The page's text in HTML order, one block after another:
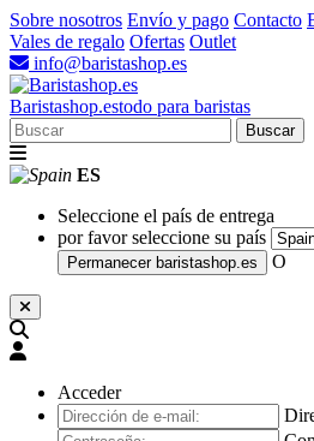
Sobre nosotros Envío y pago Contacto
Vales de regalo Ofertas Outlet
info@baristashop.es
Baristashop.estodo para baristas
Buscar
ES
Seleccione el país de entrega
por favor seleccione su país
Permanecer baristashop.es O
Acceder